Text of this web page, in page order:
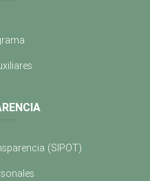
(SIPOT)